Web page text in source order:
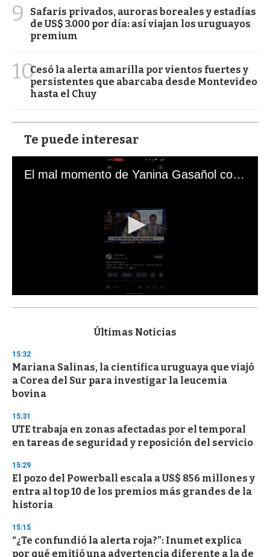
9
Safaris privados, auroras boreales y estadías
de US$ 3.000 por día: así viajan los uruguayos
premium
10Cesó la alerta amarilla por vientos fuertes y
persistentes que abarcaba desde Montevideo
hasta el Chuy
Te puede interesar
El mal momento de Yanina Gasañol con un hincha argentino en "Subrayado"
s
d
s
o
f
3
s
e
c
o
d
s
Últimas Noticias
15:32
Mariana Salinas, la científica uruguaya que viajó
a Corea del Sur para investigar la leucemia
bovina
15:31
UTE trabaja en zonas afectadas por el temporal
en tareas de seguridad y reposición del servicio
15:29
El pozo del Powerball escala a US$ 856 millones y
entra al top 10 de los premios más grandes de la
historia
15:15
“¿Te confundió la alerta roja?”: Inumet explica
por qué emitió una advertencia diferente a la de